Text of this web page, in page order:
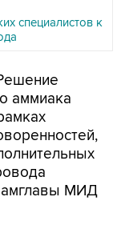
специалистов к
аммиака
МИД